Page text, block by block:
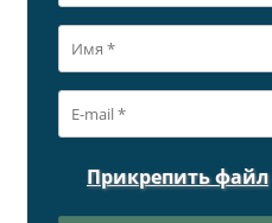
Прикрепить файл